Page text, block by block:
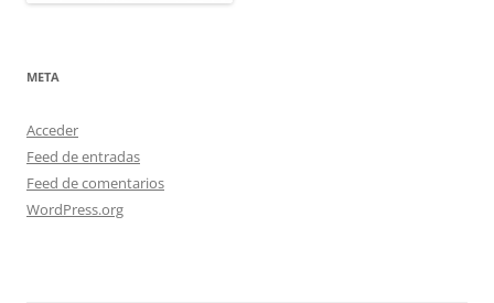
META
Acceder
Feed de entradas
Feed de comentarios
WordPress.org